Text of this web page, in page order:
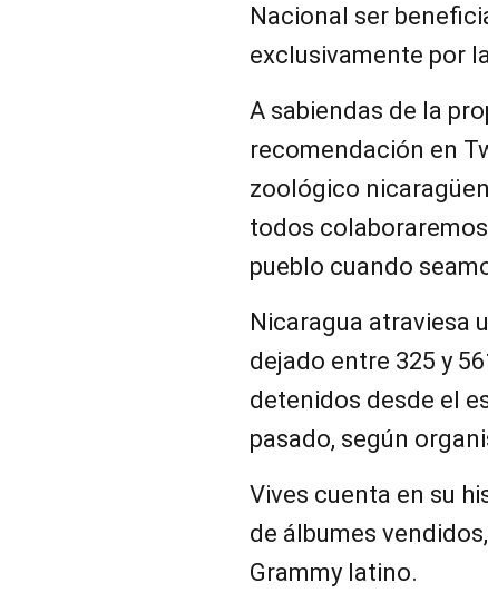
Nacional ser
exclusivamente por
A sabiendas de la
recomendación en
zoológico
todos
pueblo cuando
Nicaragua atraviesa
dejado entre 325 y
detenidos desde el
pasado, según
Vives cuenta en su
de álbumes
Grammy latino.